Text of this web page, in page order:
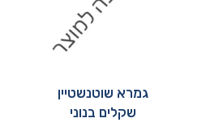
גמרא שוטנשטיין
שקלים בנוני